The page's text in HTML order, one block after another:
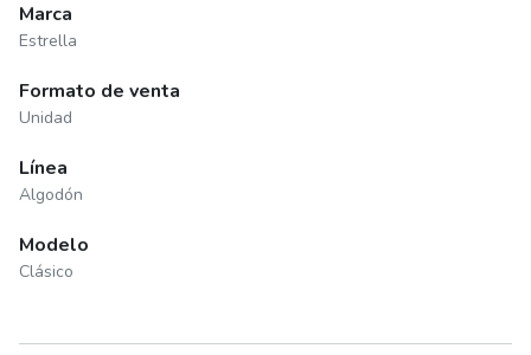
Marca
Estrella
Formato de venta
Unidad
Línea
Algodón
Modelo
Clásico